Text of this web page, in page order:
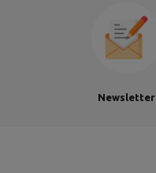
Newsletter